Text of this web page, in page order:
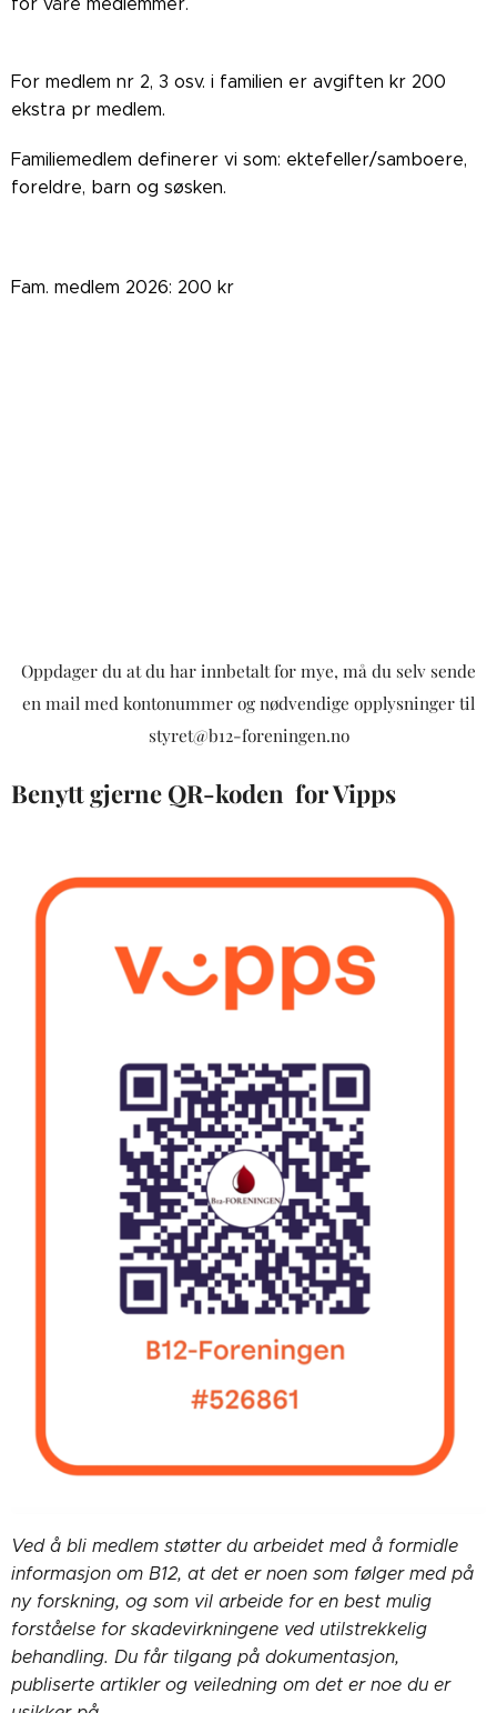
For medlem nr 2, 3 osv. i familien er avgiften kr 200
ekstra pr medlem.
Familiemedlem definerer vi som: ektefeller/samboere,
foreldre, barn og søsken.
Fam. medlem 2026: 200 kr
Oppdager du at du har innbetalt for mye, må du selv sende
en mail med kontonummer og nødvendige opplysninger til
styret@b12-foreningen.no
Benytt gjerne QR-koden for Vipps
Ved å bli medlem støtter du arbeidet med å formidle
informasjon om B12, at det er noen som følger med på
ny forskning, og som vil arbeide for en best mulig
forståelse for skadevirkningene ved utilstrekkelig
behandling. Du får tilgang på dokumentasjon,
publiserte artikler og veiledning om det er noe du er